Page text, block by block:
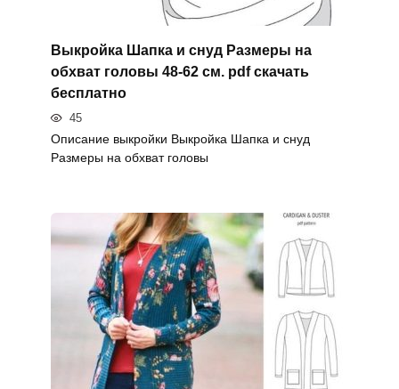
Выкройка Шапка и снуд Размеры на
обхват головы 48-62 см. pdf скачать
бесплатно
45
Описание выкройки Выкройка Шапка и снуд
Размеры на обхват головы